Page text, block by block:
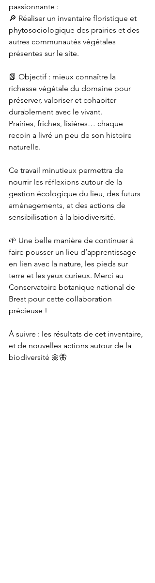
passionnante :
🔎 Réaliser un inventaire floristique et
phytosociologique des prairies et des
autres communautés végétales
présentes sur le site.
📗 Objectif : mieux connaître la
richesse végétale du domaine pour
préserver, valoriser et cohabiter
durablement avec le vivant.
Prairies, friches, lisières… chaque
recoin a livré un peu de son histoire
naturelle.
Ce travail minutieux permettra de
nourrir les réflexions autour de la
gestion écologique du lieu, des futurs
aménagements, et des actions de
sensibilisation à la biodiversité.
🌱 Une belle manière de continuer à
faire pousser un lieu d’apprentissage
en lien avec la nature, les pieds sur
terre et les yeux curieux. Merci au
Conservatoire botanique national de
Brest pour cette collaboration
précieuse !
À suivre : les résultats de cet inventaire,
et de nouvelles actions autour de la
biodiversité 🌼🦋